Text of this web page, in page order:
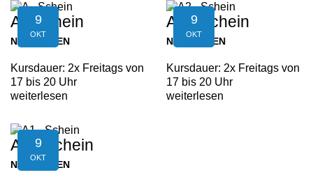
9
OKT
A - Schein
NEUFELDEN
Kursdauer: 2x Freitags von
17 bis 20 Uhr
weiterlesen
9
OKT
A2 - Schein
NEUFELDEN
Kursdauer: 2x Freitags von
17 bis 20 Uhr
weiterlesen
9
OKT
A1 - Schein
NEUFELDEN